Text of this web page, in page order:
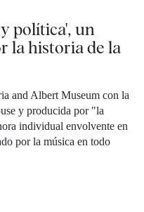
política', un
la historia de la
and Albert Museum con la
y producida por "la
individual envolvente en
por la música en todo